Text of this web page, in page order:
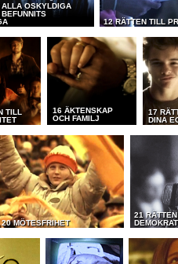
ALLA OSKYLDIGA
12 RÄTTEN TILL
TILL
16 ÄKTENSKAP
OCH FAMILJ
17
DINA
20 MÖTESFRIHET
21 RÄTTEN